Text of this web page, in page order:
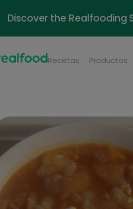
Discover the
Recetas Productos